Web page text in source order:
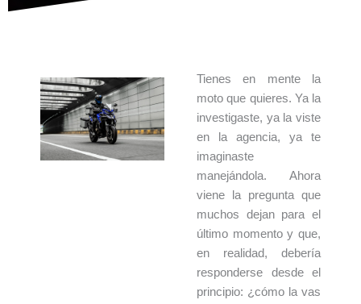
Tienes en mente la
moto que quieres. Ya la
investigaste, ya la viste
en la agencia, ya te
imaginaste
manejándola. Ahora
viene la pregunta que
muchos dejan para el
último momento y que,
en realidad, debería
responderse desde el
principio: ¿cómo la vas